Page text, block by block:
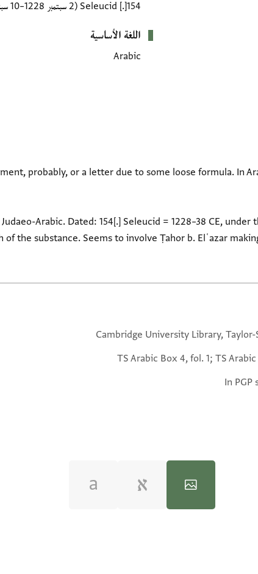
154[.] Seleucid (2 سبتمبر 1228–10 سبتمبر 1238 CE)
اللغة الأساسية
Arabic
probably, or a letter due to some loose formula. In
Arabic. Dated: 154[.] Seleucid = 1228–38 CE,
the substance. Seems to involve Ṭahor b. Elʿazar
Cambridge University Library,
TS Arabic Box 4, fol. 1; TS
In PGP